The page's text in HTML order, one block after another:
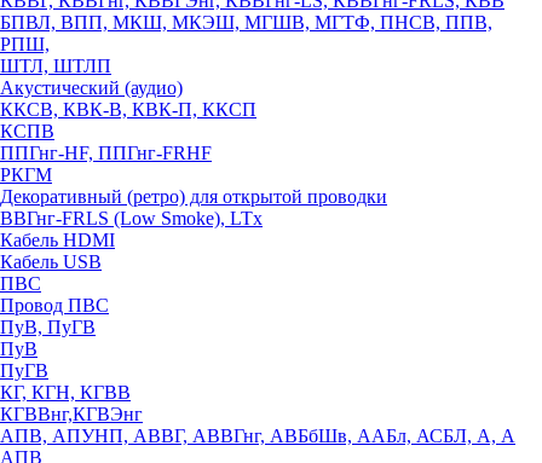
БПВЛ, ВПП, МКШ, МКЭШ, МГШВ, МГТФ, ПНСВ, ППВ,
РПШ,
ШТЛ, ШТЛП
Акустический (аудио)
ККСВ, КВК-В, КВК-П, ККСП
КСПВ
ППГнг-HF, ППГнг-FRHF
РКГМ
Декоративный (ретро) для открытой проводки
ВВГнг-FRLS (Low Smoke), LTx
Кабель HDMI
Кабель USB
ПВС
Провод ПВС
ПуВ, ПуГВ
ПуВ
ПуГВ
КГ, КГН, КГВВ
КГВВнг,КГВЭнг
АПВ, АПУНП, АВВГ, АВВГнг, АВБбШв, ААБл, АСБЛ, А, А
АПВ